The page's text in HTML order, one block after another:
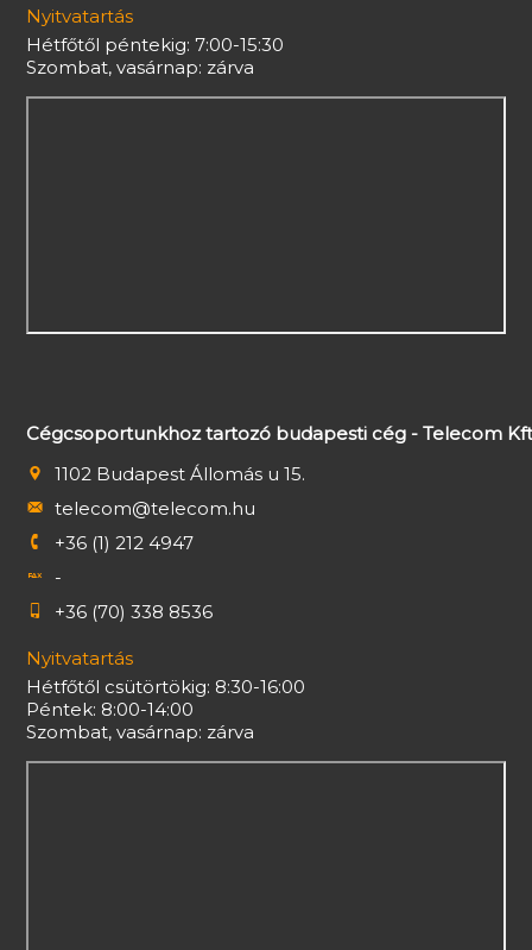
Nyitvatartás
Hétfőtől péntekig: 7:00-15:30
Szombat, vasárnap: zárva
Cégcsoportunkhoz tartozó budapesti cég - Telecom
1102 Budapest Állomás u 15.
telecom@telecom.hu
+36 (1) 212 4947
-
+36 (70) 338 8536
Nyitvatartás
Hétfőtől csütörtökig: 8:30-16:00
Péntek: 8:00-14:00
Szombat, vasárnap: zárva